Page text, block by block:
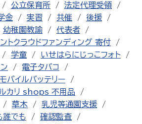
公立保育所
法定代理受領
金 実習 共催
後援
幼稚園教諭
代表者
トクラウドファンディング 寄付
学童
いせはらにじっこフォト
電子タバコ
モバイルバッテリー
カリ shops 不用品
草木
乳児等通園支援
誰でも
確認監査